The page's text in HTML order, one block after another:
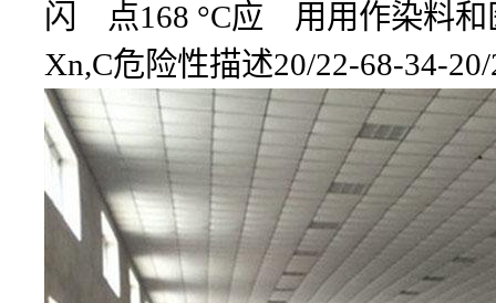
闪 点168 °C应 用用作染料和
Xn,C危险性描述20/22-68-34-